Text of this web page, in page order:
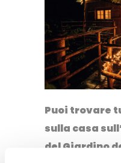
Puoi trovare
sulla casa
del Giardino